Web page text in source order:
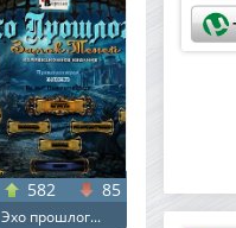
582 85
Эхо прошлог...